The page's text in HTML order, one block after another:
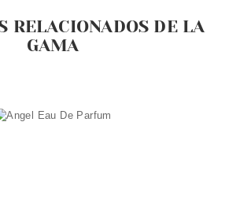
RELACIONADOS DE LA
GAMA